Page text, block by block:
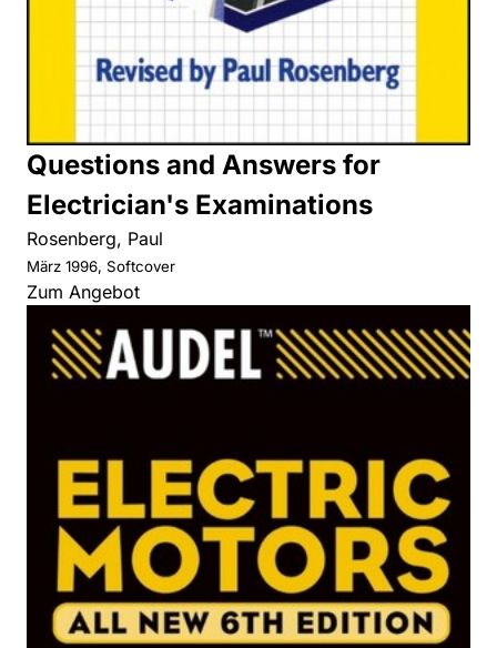
Questions and Answers for
Electrician's Examinations
Rosenberg, Paul
März 1996, Softcover
Zum Angebot